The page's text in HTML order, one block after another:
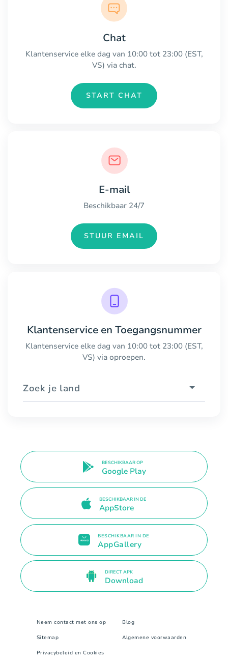
Chat
Klantenservice elke dag van 10:00 tot 23:00 (EST,
VS) via chat.
START CHAT
E-mail
Beschikbaar 24/7
STUUR EMAIL
Klantenservice en Toegangsnummer
Klantenservice elke dag van 10:00 tot 23:00 (EST,
VS) via oproepen.
Zoek je land
BESCHIKBAAR OP
Google Play
BESCHIKBAAR IN DE
AppStore
BESCHIKBAAR IN DE
AppGallery
DIRECT APK
Download
Neem contact met ons op Blog
Sitemap Algemene voorwaarden
Privacybeleid en Cookies